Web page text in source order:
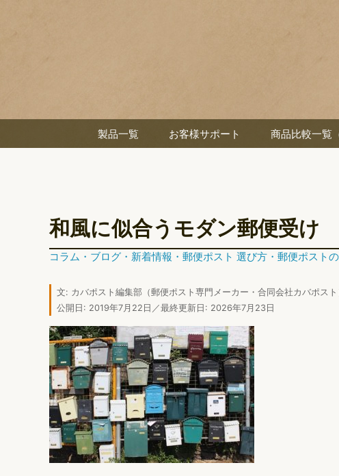
製品一覧 お客様サポート 商品比較一覧
和風に似合うモダン郵便受け
コラム ・ ブログ ・ 新着情報 ・ 郵便ポスト 選び方 ・ 郵便ポスト
文: カバポスト編集部（郵便ポスト専門メーカー・合同会社カバポスト
公開日: 2019年7月22日／最終更新日: 2026年7月23日